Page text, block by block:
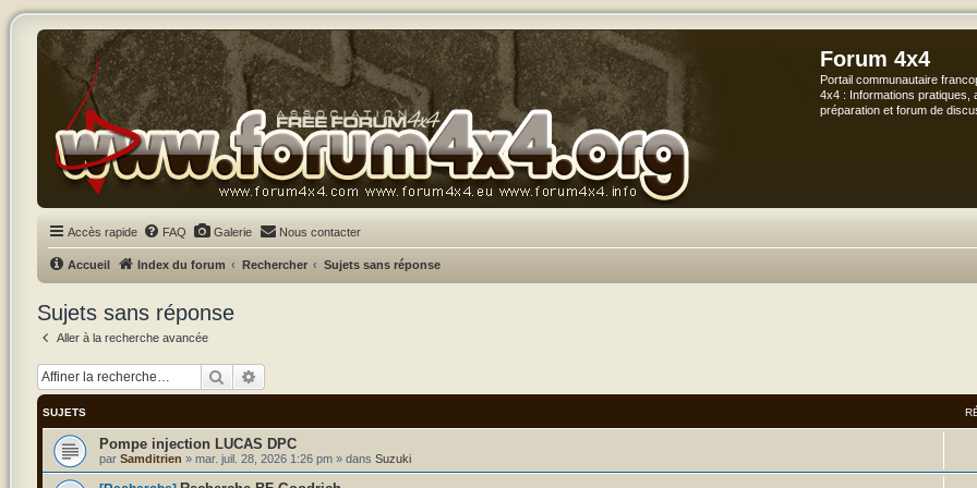
Forum 4x4
Portail communautaire
4x4 : Informations pratiques,
préparation et forum de
Accès rapide FAQ Galerie Nous contacter
Accueil Index du forum Rechercher Sujets sans réponse
Sujets sans réponse
Aller à la recherche avancée
Rechercher
SUJETS
Pompe injection LUCAS DPC
par Samditrien » mar. juil. 28, 2026 1:26 pm» dans Suzuki